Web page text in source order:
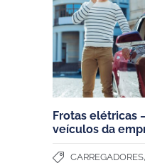
Frotas elétricas
veículos da
CARREGADORES,